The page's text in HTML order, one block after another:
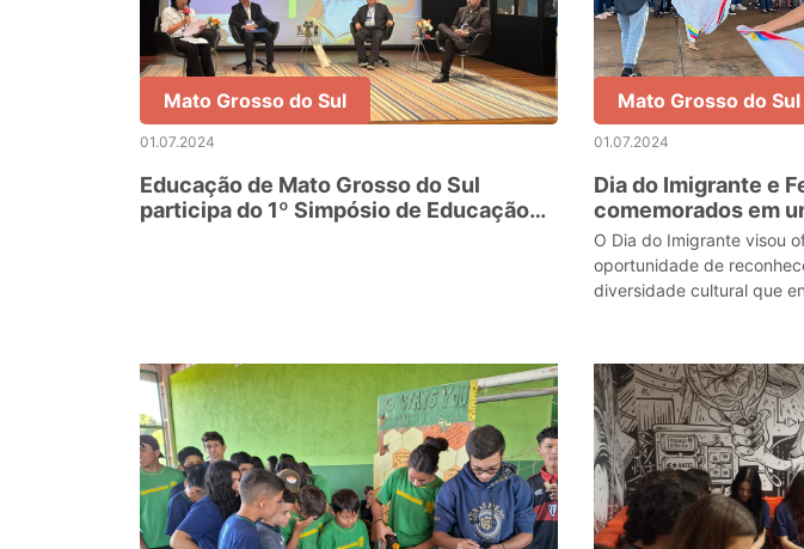
Mato Grosso do Sul
01.07.2024
Educação de Mato Grosso do Sul
participa do 1º Simpósio de Educação
Mato Grosso do Sul
01.07.2024
Dia do Imigrante e
comemorados em
Dourados
O Dia do Imigrante visou
oportunidade de
diversidade cultural que